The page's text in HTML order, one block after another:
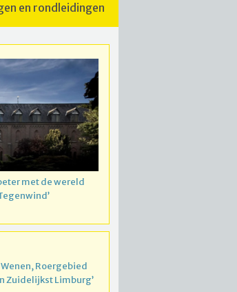
en rondleidingen
met de wereld
Roergebied
Zuidelijkst Limburg’